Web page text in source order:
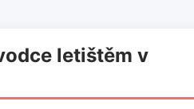
letištěm v